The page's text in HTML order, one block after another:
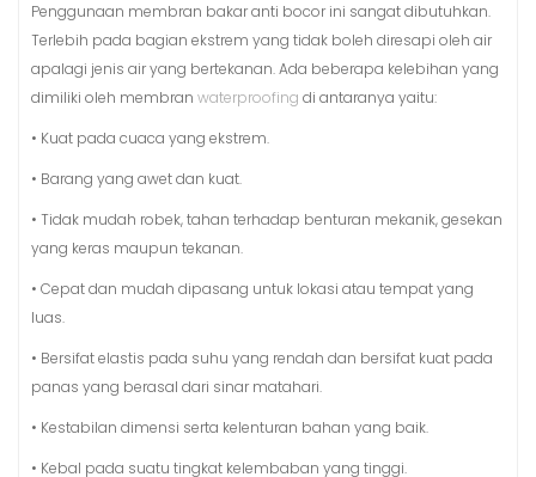
Penggunaan membran bakar anti bocor ini sangat dibutuhkan.
Terlebih pada bagian ekstrem yang tidak boleh diresapi oleh air
apalagi jenis air yang bertekanan. Ada beberapa kelebihan yang
dimiliki oleh membran waterproofing di antaranya yaitu:
• Kuat pada cuaca yang ekstrem.
• Barang yang awet dan kuat.
• Tidak mudah robek, tahan terhadap benturan mekanik, gesekan
yang keras maupun tekanan.
• Cepat dan mudah dipasang untuk lokasi atau tempat yang
luas.
• Bersifat elastis pada suhu yang rendah dan bersifat kuat pada
panas yang berasal dari sinar matahari.
• Kestabilan dimensi serta kelenturan bahan yang baik.
• Kebal pada suatu tingkat kelembaban yang tinggi.